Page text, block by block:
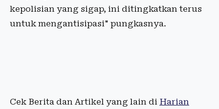
kepolisian yang sigap, ini ditingkatkan terus
untuk mengantisipasi" pungkasnya.
Cek Berita dan Artikel yang lain di Harian